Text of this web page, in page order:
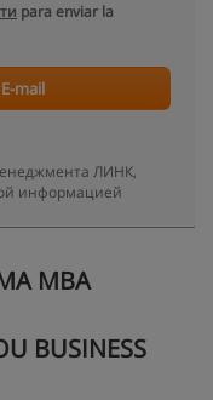
para enviar la
mail
ЛИНК,
информацией
MBA
BUSINESS